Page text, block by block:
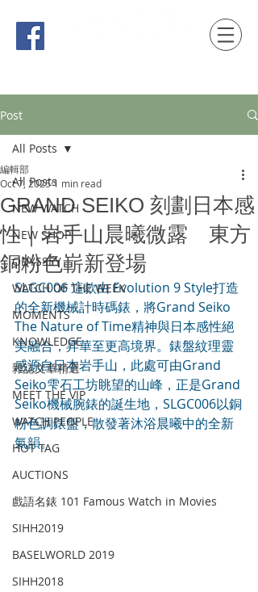
Post
All Posts
NEW WATCH
NEW SHOP
ODYSSEY
WATCH OF THE WEEK
MOMENTS
KNOWLEDGE
雜誌文章精選
MEET THE VIP
WATCH PEOPLE
HOT TAG
AUCTIONS
戲語名錶 101 Famous Watch in Movies
SIHH2019
BASELWORLD 2019
SIHH2018
All Posts
GRAND SEIKO 刻劃日本感
性｜岩手山晨曦微露 東方
銅粉色嶄新登場
編輯部
Oct 7, 20251 min read
SLGC006 這款由 Evolution 9 Style打造
的全新機械計時碼錶，將Grand Seiko
The Nature of Time精神與日本感性絕
美融合，昇華至更高境界。錶盤紋理靈
感源自日本岩手山，此處可由Grand
Seiko雫石工坊眺望的山峰，正是Grand
Seiko機械腕錶的誕生地，SLGC006以銅
粉色調錶盤，散發著沐浴晨曦中的全新
氣韻。